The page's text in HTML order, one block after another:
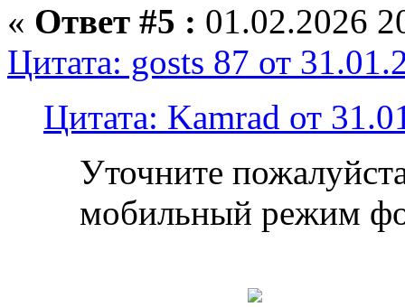
« Ответ #5 : 01.02.2026
Цитата: gosts 87 от
Цитата: Kamrad от
Уточните
мобильный режим